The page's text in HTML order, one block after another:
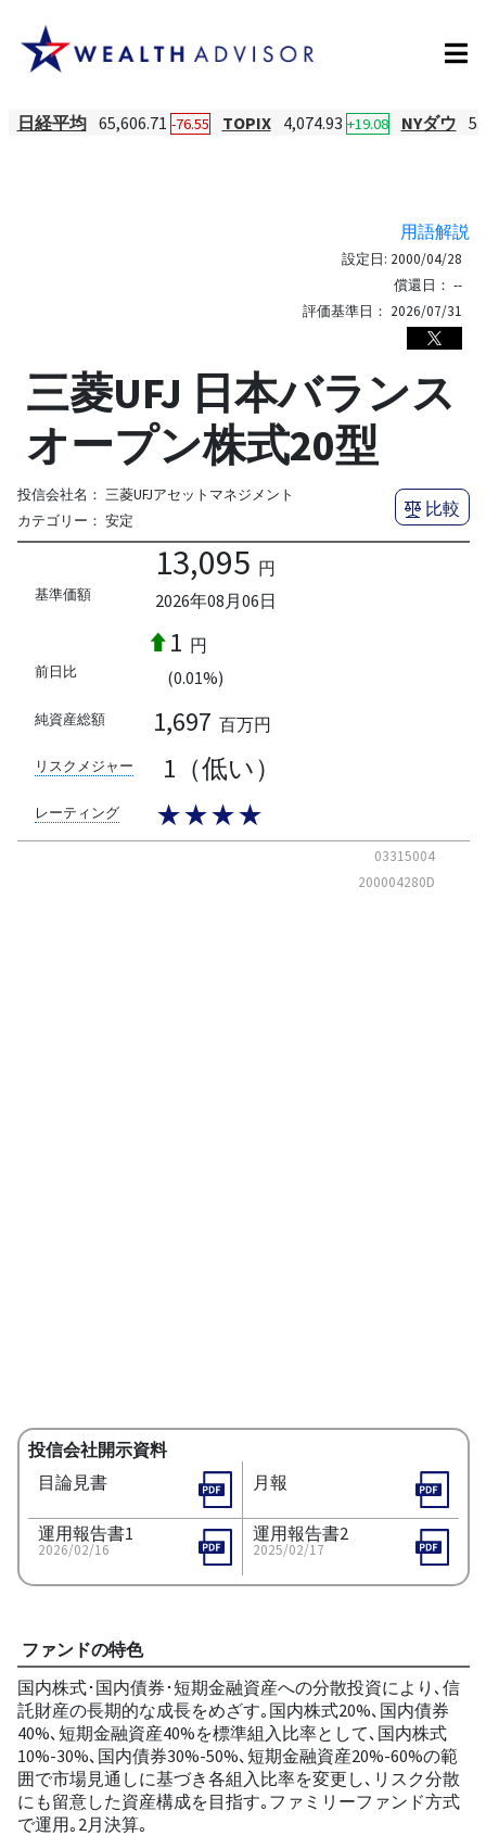
日経平均 65,606.71 -76.55 TOPIX 4,074.93 +19.08 NYダウ
用語解説
設定日: 2000/04/28
償還日： --
評価基準日： 2026/07/31
三菱UFJ 日本バランス
オープン株式20型
投信会社名： 三菱UFJアセットマネジメント
カテゴリー： 安定
比較
基準価額
13,095 円
2026年08月06日
前日比
1 円
(0.01%)
純資産総額 1,697 百万円
リスクメジャー 1（低い）
レーティング ★★★★
03315004
200004280D
投信会社開示資料
目論見書
月報
運用報告書1
2026/02/16
運用報告書2
2025/02/17
ファンドの特色
国内株式･国内債券･短期金融資産への分散投資により､信
託財産の長期的な成長をめざす｡国内株式20%､国内債券
40%､短期金融資産40%を標準組入比率として､国内株式
10%-30%､国内債券30%-50%､短期金融資産20%-60%の範
囲で市場見通しに基づき各組入比率を変更し､リスク分散
にも留意した資産構成を目指す｡ファミリーファンド方式
で運用｡2月決算｡